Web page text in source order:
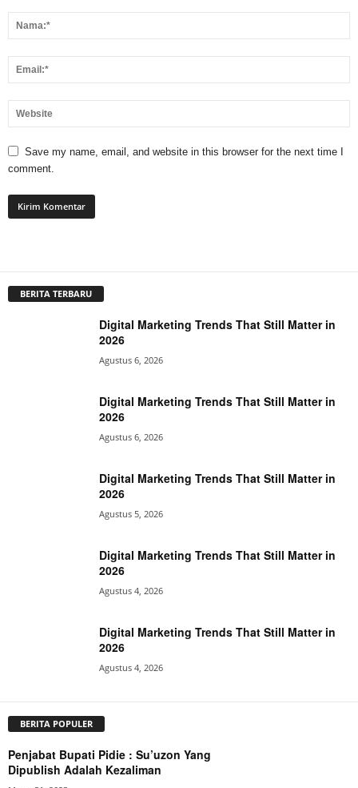
Save my name, email, and website in this browser for the next time I
comment.
BERITA TERBARU
Digital Marketing Trends That Still Matter in
2026
Agustus 6, 2026
Digital Marketing Trends That Still Matter in
2026
Agustus 6, 2026
Digital Marketing Trends That Still Matter in
2026
Agustus 5, 2026
Digital Marketing Trends That Still Matter in
2026
Agustus 4, 2026
Digital Marketing Trends That Still Matter in
2026
Agustus 4, 2026
BERITA POPULER
Penjabat Bupati Pidie : Su’uzon Yang
Dipublish Adalah Kezaliman